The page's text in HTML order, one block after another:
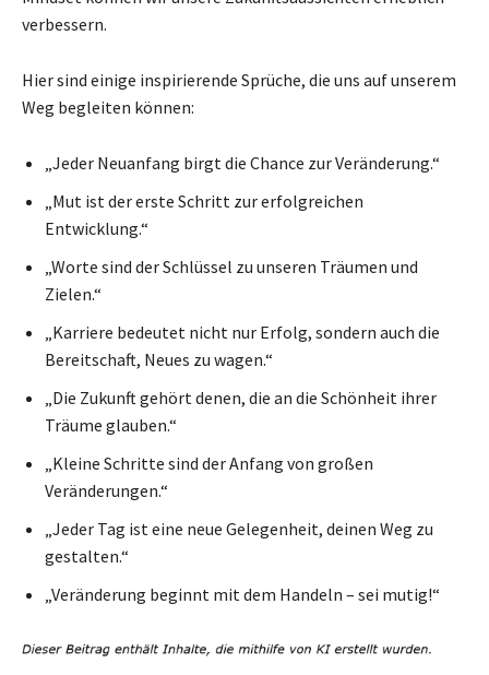
verbessern.
Hier sind einige inspirierende Sprüche, die uns auf unserem
Weg begleiten können:
„Jeder Neuanfang birgt die Chance zur Veränderung.“
„Mut ist der erste Schritt zur erfolgreichen
Entwicklung.“
„Worte sind der Schlüssel zu unseren Träumen und
Zielen.“
„Karriere bedeutet nicht nur Erfolg, sondern auch die
Bereitschaft, Neues zu wagen.“
„Die Zukunft gehört denen, die an die Schönheit ihrer
Träume glauben.“
„Kleine Schritte sind der Anfang von großen
Veränderungen.“
„Jeder Tag ist eine neue Gelegenheit, deinen Weg zu
gestalten.“
„Veränderung beginnt mit dem Handeln – sei mutig!“